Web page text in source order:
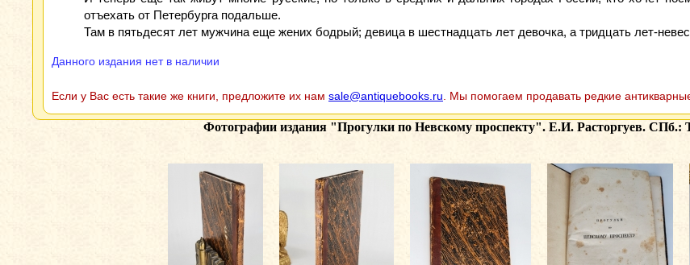
отъехать от Петербурга подальше.
Там в пятьдесят лет мужчина еще жених бодрый; девица в шестнадцать лет девочка, а тридцать лет-
Данного издания нет в наличии
Если у Вас есть такие же книги, предложите их нам sale@antiquebooks.ru . Мы помогаем продавать редкие антикварные
Фотографии издания "Прогулки по Невскому проспекту". Е.И. Расторгуев. СПб.: